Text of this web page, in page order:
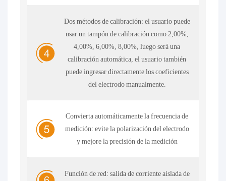
Dos métodos de calibración: el usuario puede
usar un tampón de calibración como 2,00%,
4,00%, 6,00%, 8,00%, luego será una
calibración automática, el usuario también
puede ingresar directamente los coeficientes
del electrodo manualmente.
Convierta automáticamente la frecuencia de
medición: evite la polarización del electrodo
y mejore la precisión de la medición
Función de red: salida de corriente aislada de